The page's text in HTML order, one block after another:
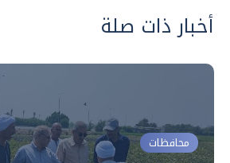
أخبار ذات صلة
محافظات